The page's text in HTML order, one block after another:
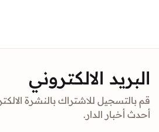
البريد الالكتروني
قم بالتسجيل للاشتراك بالنشرة
أحدث أخبار الدار.